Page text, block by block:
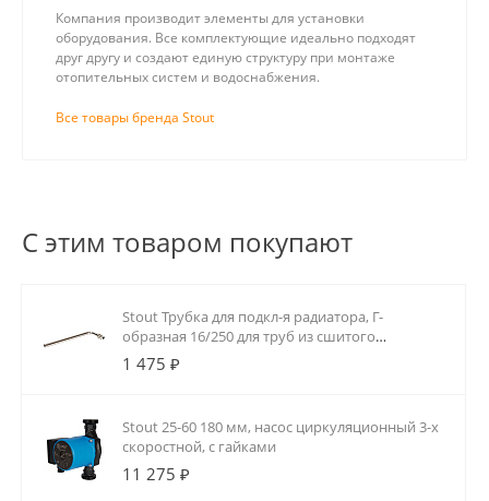
Компания производит элементы для установки
оборудования. Все комплектующие идеально подходят
друг другу и создают единую структуру при монтаже
отопительных систем и водоснабжения.
Все товары бренда Stout
С этим товаром покупают
Stout Трубка для подкл-я радиатора, Г-
образная 16/250 для труб из сшитого
полиэтилена аксиальный
1 475 ₽
Stout 25-60 180 мм, насос циркуляционный 3-х
скоростной, с гайками
11 275 ₽